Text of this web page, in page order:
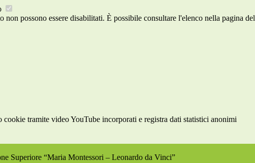
non possono essere disabilitati. È possibile consultare l'elenco nella pagina
cookie tramite video YouTube incorporati e registra dati statistici anonimi
Superiore “Maria Montessori – Leonardo da Vinci”